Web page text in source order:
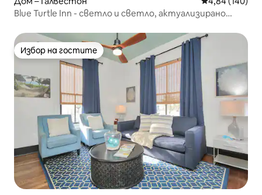
Blue Turtle Inn - светло и светло, актуализирано
Избор на гостите
Избор на гостите